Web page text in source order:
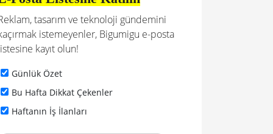
tasarım ve teknoloji gündemini
istemeyenler, Bigumigu e-posta
kayıt olun!
Günlük Özet
Bu Hafta Dikkat Çekenler
Haftanın İş İlanları